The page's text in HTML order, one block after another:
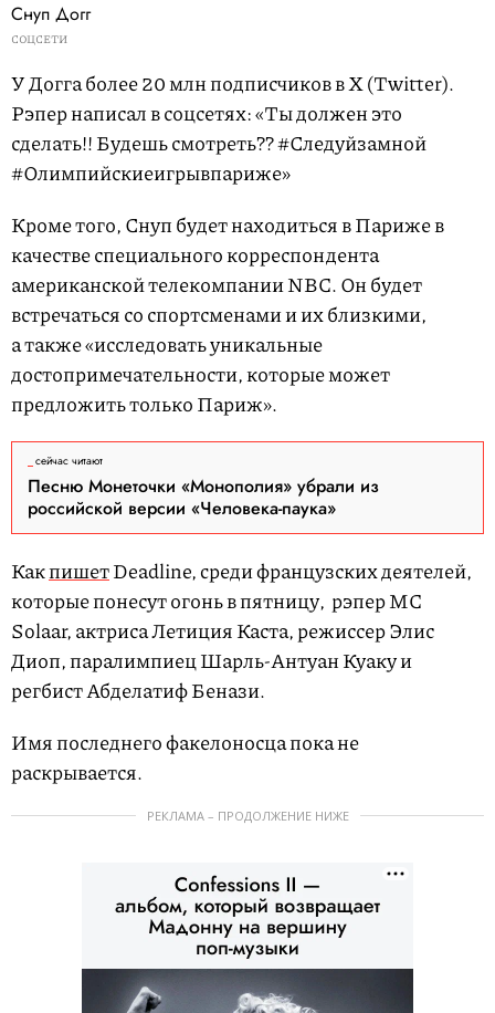
Снуп Догг
СОЦСЕТИ
У Догга более 20 млн подписчиков в X (Twitter).
Рэпер написал в соцсетях: «Ты должен это
сделать!! Будешь смотреть?? #Следуйзамной
#Олимпийскиеигрывпариже»
Кроме того, Снуп будет находиться в Париже в
качестве специального корреспондента
американской телекомпании NBC. Он будет
встречаться со спортсменами и их близкими,
а также «исследовать уникальные
достопримечательности, которые может
предложить только Париж».
сейчас читают
Песню Монеточки «Монополия» убрали из
российской версии «Человека-паука»
КакпишетDeadline, cреди французских деятелей,
которые понесут огонь в пятницу, рэпер MC
Solaar, актриса Летиция Каста, режиссер Элис
Диоп, паралимпиец Шарль-Антуан Куаку и
регбист Абделатиф Бенази.
Имя последнего факелоносца пока не
раскрывается.
РЕКЛАМА – ПРОДОЛЖЕНИЕ НИЖЕ